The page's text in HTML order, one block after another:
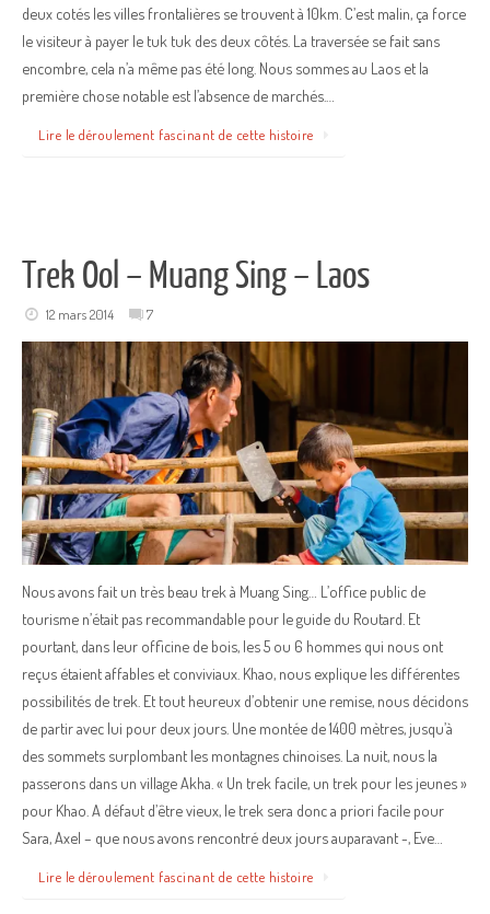
deux cotés les villes frontalières se trouvent à 10km. C’est malin, ça force
le visiteur à payer le tuk tuk des deux côtés. La traversée se fait sans
encombre, cela n’a même pas été long. Nous sommes au Laos et la
première chose notable est l’absence de marchés.…
Lire le déroulement fascinant de cette histoire
Trek Ool – Muang Sing – Laos
12 mars 2014 7
Nous avons fait un très beau trek à Muang Sing… L’office public de
tourisme n’était pas recommandable pour le guide du Routard. Et
pourtant, dans leur officine de bois, les 5 ou 6 hommes qui nous ont
reçus étaient affables et conviviaux. Khao, nous explique les différentes
possibilités de trek. Et tout heureux d’obtenir une remise, nous décidons
de partir avec lui pour deux jours. Une montée de 1400 mètres, jusqu’à
des sommets surplombant les montagnes chinoises. La nuit, nous la
passerons dans un village Akha. « Un trek facile, un trek pour les jeunes »
pour Khao. A défaut d’être vieux, le trek sera donc a priori facile pour
Sara, Axel – que nous avons rencontré deux jours auparavant -, Eve…
Lire le déroulement fascinant de cette histoire